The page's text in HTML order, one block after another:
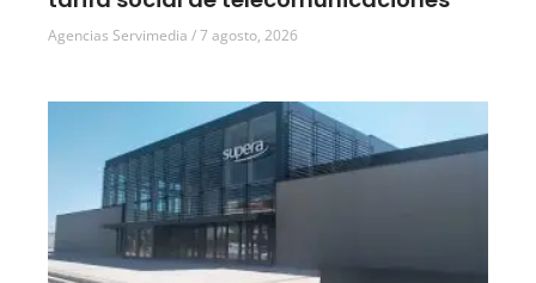
Agencias Servimedia 7 agosto, 2026